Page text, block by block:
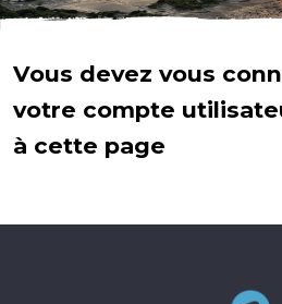
Vous devez vous
votre compte
à cette page